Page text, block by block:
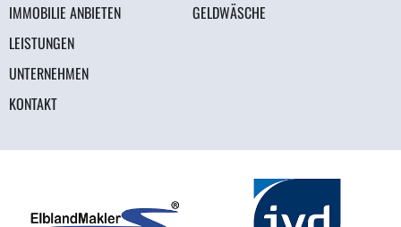
IMMOBILIE ANBIETEN
LEISTUNGEN
UNTERNEHMEN
KONTAKT
GELDWÄSCHE